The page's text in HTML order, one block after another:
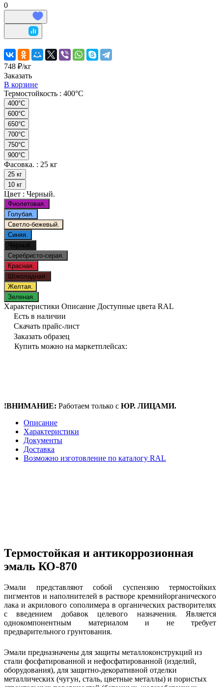
0
748 ₽/кг
Заказать
В корзине
Термостойкость : 400°C
400°C
600°C
650°C
700°C
750°C
900°C
Фасовка. : 25 кг
25 кг
10 кг
Цвет : Черный.
Фиолетовая.
Голубая.
Светло-бежевый.
Синяя.
Черный.
Серебристо-серая.
Красная.
Шоколадная.
Желтая.
Зеленая.
Характеристики Описание Доступные цвета RAL
Есть в наличии
Скачать прайс-лист
Заказать образец
Купить можно на маркетплейсах:
!ВНИМАНИЕ: Работаем только с ЮР. ЛИЦАМИ.
Описание
Характеристики
Документы
Доставка
Возможно изготовление по каталогу RAL
Термостойкая и антикоррозионная
эмаль КО-870
Эмали представляют собой суспензию термостойких
пигментов и наполнителей в растворе кремнийорганического
лака и акрилового сополимера в органических растворителях
с введением добавок целевого назначения. Является
однокомпонентным материалом и не требует
предварительного грунтования.
Эмали предназначены для защиты металлоконструкций из
стали фосфатированной и нефосфатированной (изделий,
оборудования), для защитно-декоративной отделки
металлических (чугун, сталь, цветные металлы) и пористых